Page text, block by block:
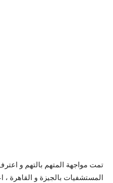
تمت مواجهة المتهم بالتهم و
المستشفيات بالجيزة و القاهرة ،